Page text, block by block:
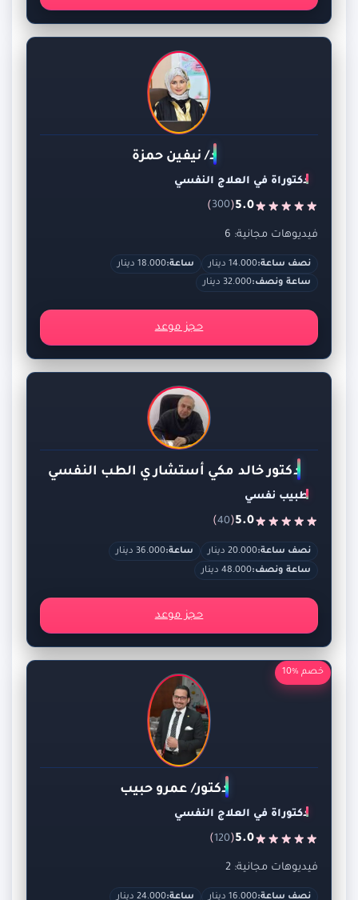
د/ نيفين حمزة
دكتوراة في العلاج النفسي
5.0
(
300
)
فيديوهات مجانية: 6
نصف ساعة:14.000 دينار ساعة:18.000 دينار
ساعة ونصف:32.000 دينار
حجز موعد
دكتور خالد مكي أستشاري الطب النفسي
طبيب نفسي
5.0
(
40
)
نصف ساعة:20.000 دينار ساعة:36.000 دينار
ساعة ونصف:48.000 دينار
حجز موعد
خصم %10
دكتور/ عمرو حبيب
دكتوراة في العلاج النفسي
5.0
(
120
)
فيديوهات مجانية: 2
نصف ساعة:16.000 دينار ساعة:24.000 دينار